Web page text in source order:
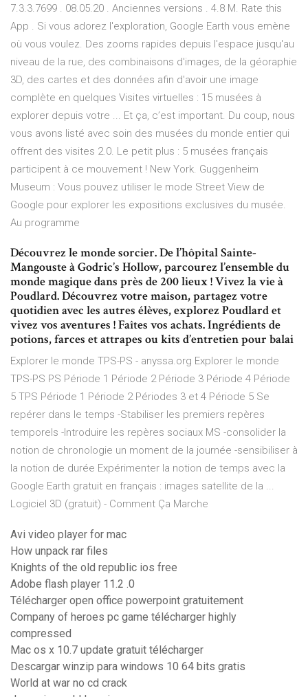
7.3.3.7699 . 08.05.20 . Anciennes versions . 4.8 M. Rate this
App . Si vous adorez l'exploration, Google Earth vous emène
où vous voulez. Des zooms rapides depuis l'espace jusqu'au
niveau de la rue, des combinaisons d'images, de la géoraphie
3D, des cartes et des données afin d'avoir une image
complète en quelques Visites virtuelles : 15 musées à
explorer depuis votre ... Et ça, c’est important. Du coup, nous
vous avons listé avec soin des musées du monde entier qui
offrent des visites 2.0. Le petit plus : 5 musées français
participent à ce mouvement ! New York. Guggenheim
Museum : Vous pouvez utiliser le mode Street View de
Google pour explorer les expositions exclusives du musée.
Au programme
Découvrez le monde sorcier. De l’hôpital Sainte-
Mangouste à Godric’s Hollow, parcourez l’ensemble du
monde magique dans près de 200 lieux ! Vivez la vie à
Poudlard. Découvrez votre maison, partagez votre
quotidien avec les autres élèves, explorez Poudlard et
vivez vos aventures ! Faîtes vos achats. Ingrédients de
potions, farces et attrapes ou kits d’entretien pour balai
Explorer le monde TPS-PS - anyssa.org Explorer le monde
TPS-PS PS Période 1 Période 2 Période 3 Période 4 Période
5 TPS Période 1 Période 2 Périodes 3 et 4 Période 5 Se
repérer dans le temps -Stabiliser les premiers repères
temporels -Introduire les repères sociaux MS -consolider la
notion de chronologie un moment de la journée -sensibiliser à
la notion de durée Expérimenter la notion de temps avec la
Google Earth gratuit en français : images satellite de la ...
Logiciel 3D (gratuit) - Comment Ça Marche
Avi video player for mac
How unpack rar files
Knights of the old republic ios free
Adobe flash player 11.2 .0
Télécharger open office powerpoint gratuitement
Company of heroes pc game télécharger highly
compressed
Mac os x 10.7 update gratuit télécharger
Descargar winzip para windows 10 64 bits gratis
World at war no cd crack